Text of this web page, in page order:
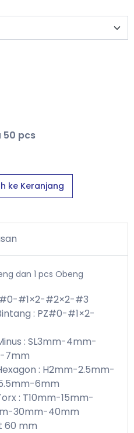
50 pcs
ke Keranjang
dan 1 pcs Obeng
#1×2-#2×2-#3
: PZ#0-#1×2-
: SL3mm-4mm-
7mm
: H2mm-2.5mm-
6mm
: T10mm-15mm-
30mm-40mm
60 mm